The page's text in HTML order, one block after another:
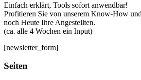
Einfach erklärt, Tools sofort anwendbar!
Profitieren Sie von unserem Know-How
noch Heute Ihre Angestellten.
(ca. alle 4 Wochen ein Input)
[newsletter_form]
Seiten